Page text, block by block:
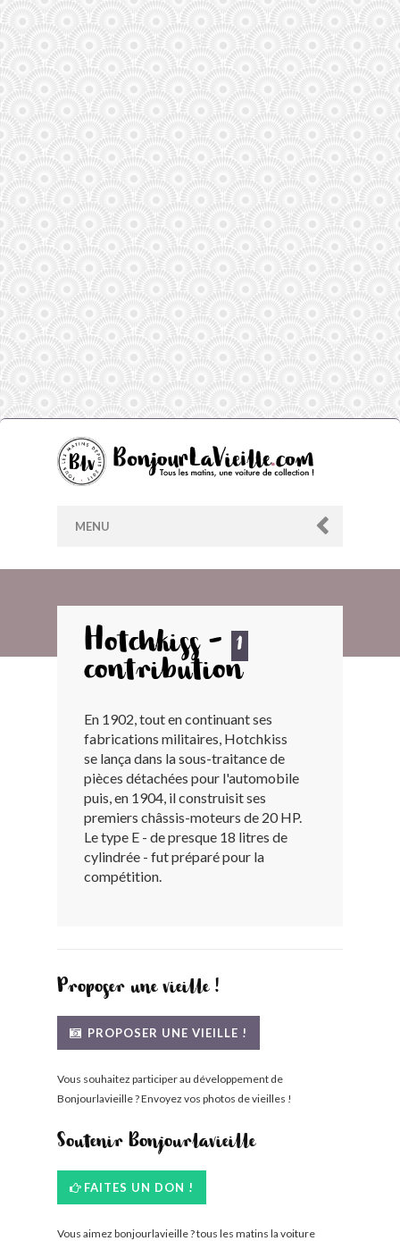
MENU
ARCHIVES
LES CONTRIBUTEURS
LE BLOG
BONJOURLAVIEILLE ?
MODÈLES ET MARQUES
Hotchkiss - 1
contribution
En 1902, tout en continuant ses
fabrications militaires, Hotchkiss
se lança dans la sous-traitance de
pièces détachées pour l'automobile
puis, en 1904, il construisit ses
premiers châssis-moteurs de 20 HP.
Le type E - de presque 18 litres de
cylindrée - fut préparé pour la
compétition.
Proposer une vieille !
PROPOSER UNE VIEILLE !
Vous souhaitez participer au développement de
Bonjourlavieille ? Envoyez vos photos de vieilles !
Soutenir Bonjourlavieille
FAITES UN DON !
Vous aimez bonjourlavieille ? tous les matins la voiture